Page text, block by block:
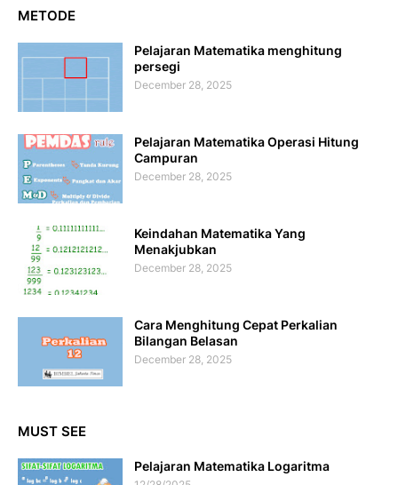
METODE
Pelajaran Matematika menghitung
persegi
December 28, 2025
Pelajaran Matematika Operasi Hitung
Campuran
December 28, 2025
Keindahan Matematika Yang
Menakjubkan
December 28, 2025
Cara Menghitung Cepat Perkalian
Bilangan Belasan
December 28, 2025
MUST SEE
Pelajaran Matematika Logaritma